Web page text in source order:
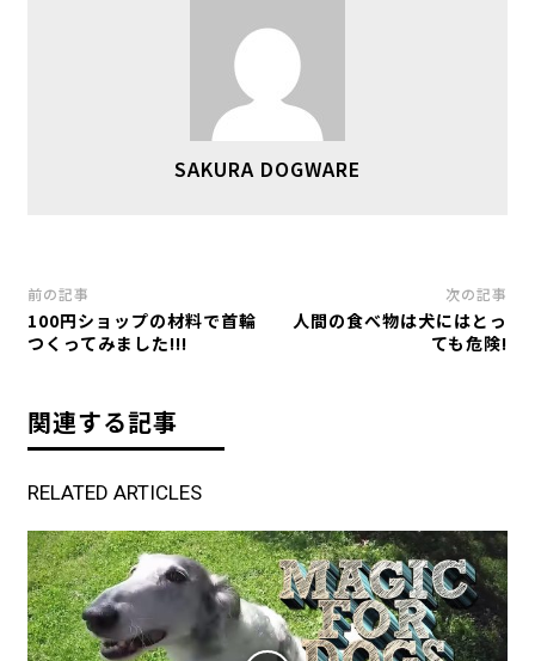
SAKURA DOGWARE
前の記事
100円ショップの材料で首輪
つくってみました!!!
次の記事
人間の食べ物は犬にはとっ
ても危険!
関連する記事
RELATED ARTICLES